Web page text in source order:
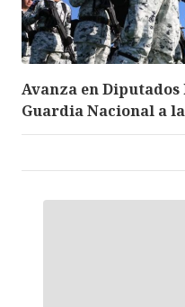
Avanza en
Guardia Nacional a